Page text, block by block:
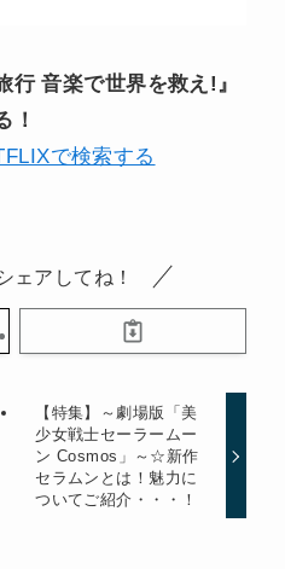
行 音楽で世界を救え!』
！
で検索する
ェアしてね！
【特集】～劇場版「美
少女戦士セーラームー
ン Cosmos」～☆新作
セラムンとは！魅力に
ついてご紹介・・・！